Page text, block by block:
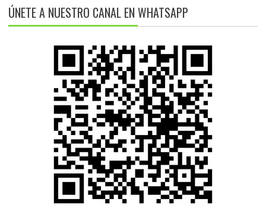
ÚNETE A NUESTRO CANAL EN WHATSAPP